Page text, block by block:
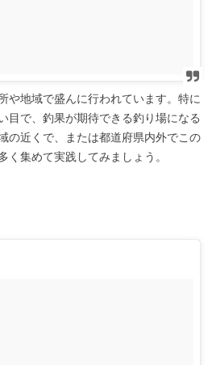
や地域で盛んに行われています。特に
目で、釣果が期待できる釣り場になる
の近くで、または都道府県内外でこの
く集めて実践してみましょう。